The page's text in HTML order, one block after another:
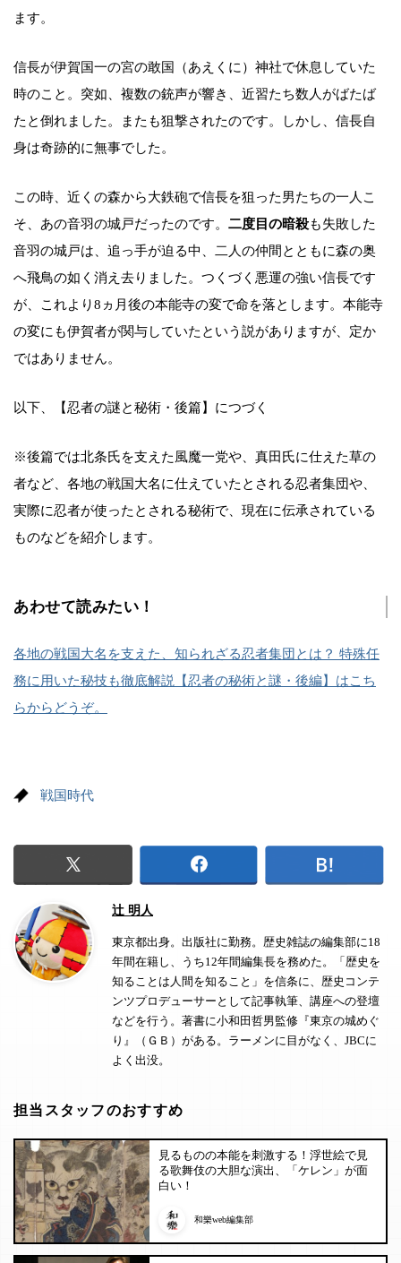
ます。
信長が伊賀国一の宮の敢国（あえくに）神社で休息していた
時のこと。突如、複数の銃声が響き、近習たち数人がばたば
たと倒れました。またも狙撃されたのです。しかし、信長自
身は奇跡的に無事でした。
この時、近くの森から大鉄砲で信長を狙った男たちの一人こ
そ、あの音羽の城戸だったのです。 二度目の暗殺も失敗した
音羽の城戸は、追っ手が迫る中、二人の仲間とともに森の奥
へ飛鳥の如く消え去りました。つくづく悪運の強い信長です
が、これより8ヵ月後の本能寺の変で命を落とします。本能寺
の変にも伊賀者が関与していたという説がありますが、定か
ではありません。
以下、【忍者の謎と秘術・後篇】につづく
※後篇では北条氏を支えた風魔一党や、真田氏に仕えた草の
者など、各地の戦国大名に仕えていたとされる忍者集団や、
実際に忍者が使ったとされる秘術で、現在に伝承されている
ものなどを紹介します。
あわせて読みたい！
各地の戦国大名を支えた、知られざる忍者集団とは？ 特殊任
務に用いた秘技も徹底解説【忍者の秘術と謎・後編】はこち
らからどうぞ。
戦国時代
辻 明人
東京都出身。出版社に勤務。歴史雑誌の編集部に18
年間在籍し、うち12年間編集長を務めた。「歴史を
知ることは人間を知ること」を信条に、歴史コンテ
ンツプロデューサーとして記事執筆、講座への登壇
などを行う。著書に小和田哲男監修『東京の城めぐ
り』（ＧＢ）がある。ラーメンに目がなく、JBCに
よく出没。
担当スタッフのおすすめ
見るものの本能を刺激する！浮世絵で見
る歌舞伎の大胆な演出、「ケレン」が面
白い！
和樂web編集部